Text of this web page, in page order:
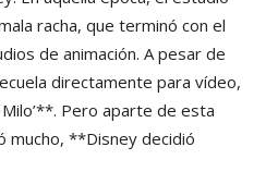
racha, que terminó con el
de animación. A pesar de
directamente para vídeo,
Pero aparte de esta
mucho, **Disney decidió